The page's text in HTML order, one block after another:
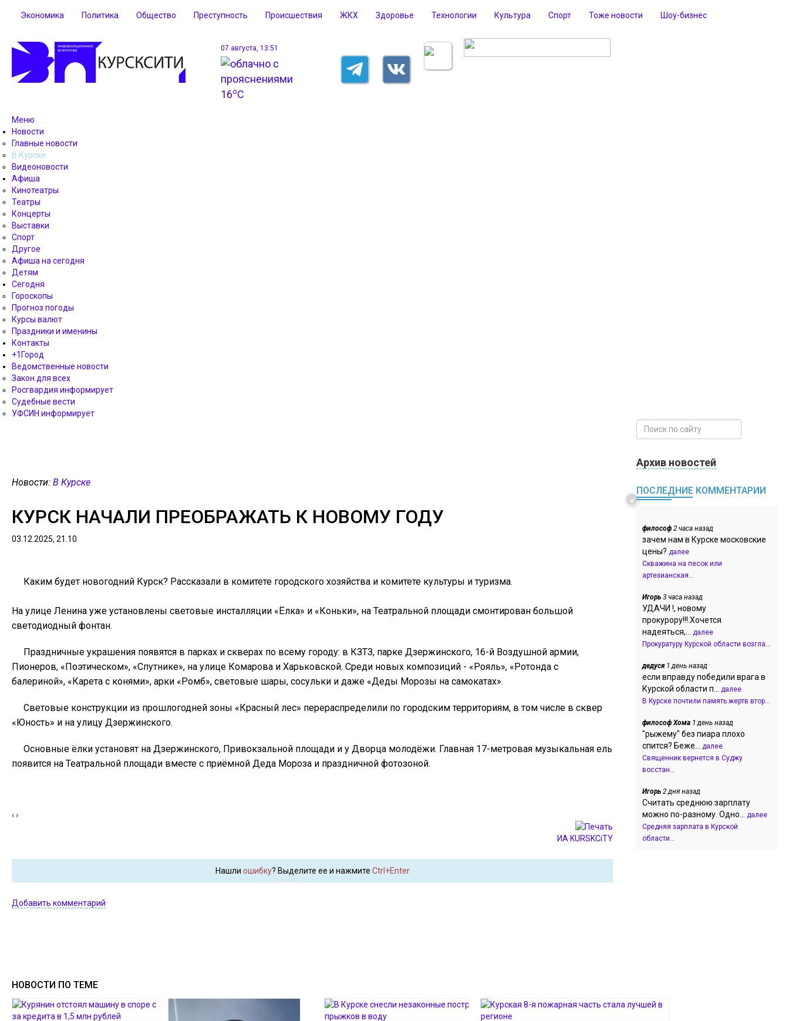
Экономика Политика Общество Преступность Происшествия ЖКХ Здоровье Технологии Культура Спорт Тоже новости Шоу-бизнес
07 августа, 13:51
16oC
Меню
Новости
Главные новости
В Курске
Видеоновости
Афиша
Кинотеатры
Театры
Концерты
Выставки
Спорт
Другое
Афиша на сегодня
Детям
Сегодня
Гороскопы
Прогноз погоды
Курсы валют
Праздники и именины
Контакты
+1Город
Ведомственные новости
Закон для всех
Росгвардия информирует
Судебные вести
УФСИН информирует
Новости: В Курске
КУРСК НАЧАЛИ ПРЕОБРАЖАТЬ К НОВОМУ ГОДУ
03.12.2025, 21.10
Каким будет новогодний Курск? Рассказали в комитете городского хозяйства и комитете культуры и туризма.
На улице Ленина уже установлены световые инсталляции «Ёлка» и «Коньки», на Театральной площади смонтирован большой
светодиодный фонтан.
Праздничные украшения появятся в парках и скверах по всему городу: в КЗТЗ, парке Дзержинского, 16-й Воздушной армии,
Пионеров, «Поэтическом», «Спутнике», на улице Комарова и Харьковской. Среди новых композиций - «Рояль», «Ротонда с
балериной», «Карета с конями», арки «Ромб», световые шары, сосульки и даже «Деды Морозы на самокатах».
Световые конструкции из прошлогодней зоны «Красный лес» перераспределили по городским территориям, в том числе в сквер
«Юность» и на улицу Дзержинского.
Основные ёлки установят на Дзержинского, Привокзальной площади и у Дворца молодёжи. Главная 17-метровая музыкальная ель
появится на Театральной площади вместе с приёмной Деда Мороза и праздничной фотозоной.
‹›
×
ИА KURSKCiTY
Нашли ошибку? Выделите ее и нажмите Ctrl+Enter
Добавить комментарий
НОВОСТИ ПО ТЕМЕ
Архив новостей
ПОСЛЕДНИЕ КОММЕНТАРИИ
философ 2 часа назад
зачем нам в Курске московские
цены? далее
Скважина на песок или
артезианская...
Игорь 3 часа назад
УДАЧИ !, новому
прокурору!!!.Хочется
надеяться,... далее
Прокуратуру Курской области возгла...
дедуся1 день назад
если вправду победили врага в
Курской области п... далее
В Курске почтили память жертв втор...
философ Хома 1 день назад
"рыжему" без пиара плохо
спится? Беже... далее
Священник вернется в Суджу
восстан...
Игорь 2 дня назад
Считать среднюю зарплату
можно по-разному. Одно... далее
Средняя зарплата в Курской
области...